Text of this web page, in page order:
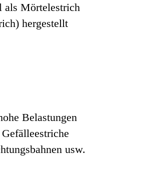
als Mörtelestrich
hergestellt
Belastungen
usw.